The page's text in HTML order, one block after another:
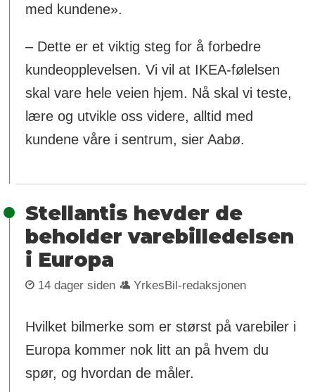
med kundene».
– Dette er et viktig steg for å forbedre
kundeopplevelsen. Vi vil at IKEA-følelsen
skal vare hele veien hjem. Nå skal vi teste,
lære og utvikle oss videre, alltid med
kundene våre i sentrum, sier Aabø.
Stellantis hevder de
beholder varebilledelsen
i Europa
14 dager siden YrkesBil-redaksjonen
Hvilket bilmerke som er størst på varebiler i
Europa kommer nok litt an på hvem du
spør, og hvordan de måler.